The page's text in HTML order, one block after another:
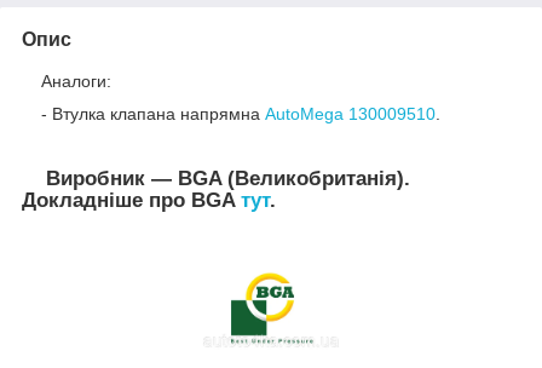
Опис
Аналоги:
- Втулка клапана напрямна AutoMega 130009510
Виробник — BGA (Великобританія).
Докладніше про BGA тут.